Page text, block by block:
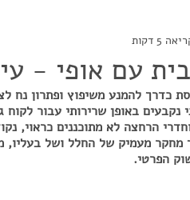
עם אופי -
5 דקות
כדרך להמנע משיפוץ ופתרון נח
באופן שרירותי עבור
הרחצה לא מתוכננים כראוי,
מחקר מעמיק של החלל ושל
הפרטי.